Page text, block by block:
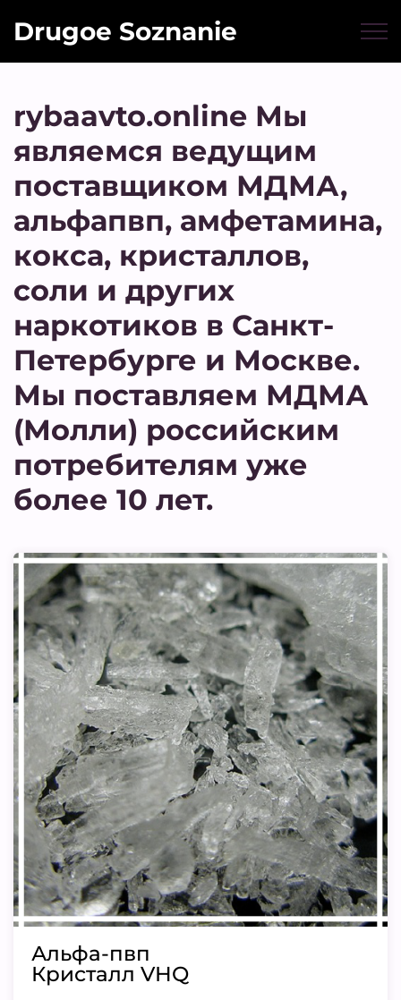
Drugoe Soznanie
rybaavto.online Мы
являемся ведущим
поставщиком МДМА,
альфапвп, амфетамина,
кокса, кристаллов,
соли и других
наркотиков в Санкт-
Петербурге и Москве.
Мы поставляем МДМА
(Молли) российским
потребителям уже
более 10 лет.
Альфа-пвп
Кристалл VHQ